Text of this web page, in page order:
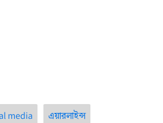
media এয়ারলাইন্স